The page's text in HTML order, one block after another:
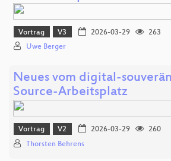
Vortrag V3 2026-03-29
263
Uwe Berger
Neues vom digital-
Source-Arbeitsplatz
Vortrag V2 2026-03-29
260
Thorsten Behrens